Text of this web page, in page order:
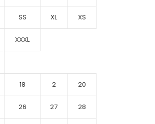
SS XL XS
XXXL
18 2 20
26 27 28